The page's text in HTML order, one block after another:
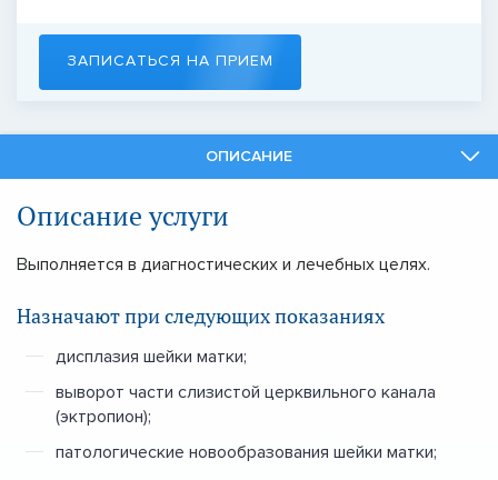
ЗАПИСАТЬСЯ НА ПРИЕМ
ОПИСАНИЕ
Описание услуги
Выполняется в диагностических и лечебных целях.
Назначают при следующих показаниях
дисплазия шейки матки;
выворот части слизистой церквильного канала
(эктропион);
патологические новообразования шейки матки;